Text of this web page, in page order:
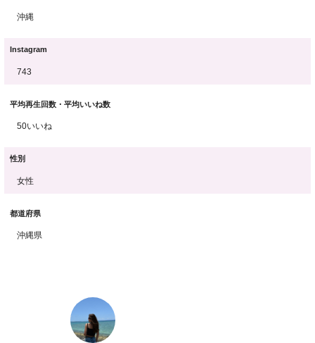
沖縄
Instagram
743
平均再生回数・平均いいね数
50いいね
性別
女性
都道府県
沖縄県